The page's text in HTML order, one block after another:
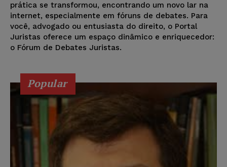
prática se transformou, encontrando um novo lar na
internet, especialmente em fóruns de debates. Para
você, advogado ou entusiasta do direito, o Portal
Juristas oferece um espaço dinâmico e enriquecedor:
o Fórum de Debates Juristas.
Popular